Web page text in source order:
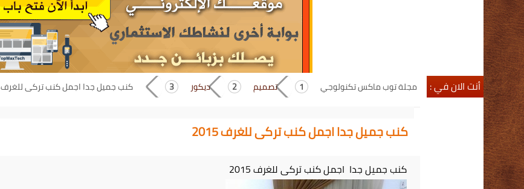
أنت الان في : مجلة توب ماكس تكنولوجي تصميم ديكور كنب جميل جدا اجمل كنب تركى للغرف 2015
كنب جميل جدا اجمل كنب تركى للغرف 2015
كنب جميل جدا اجمل كنب تركى للغرف 2015